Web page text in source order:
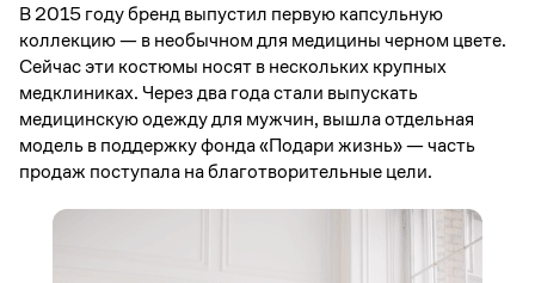
В 2015 году бренд выпустил первую капсульную
коллекцию — в необычном для медицины черном цвете.
Сейчас эти костюмы носят в нескольких крупных
медклиниках. Через два года стали выпускать
медицинскую одежду для мужчин, вышла отдельная
модель в поддержку фонда «Подари жизнь» — часть
продаж поступала на благотворительные цели.